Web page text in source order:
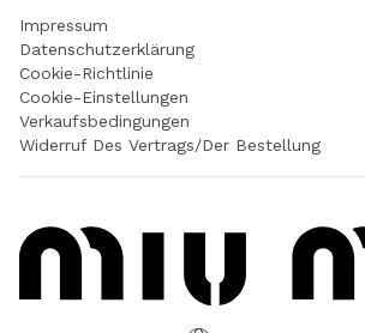
Impressum
Datenschutzerklärung
Cookie-Richtlinie
Cookie-Einstellungen
Verkaufsbedingungen
Widerruf Des Vertrags/der Bestellung